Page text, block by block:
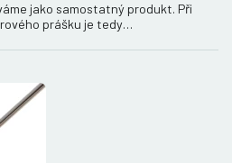
jako samostatný produkt. Při
prášku je tedy…